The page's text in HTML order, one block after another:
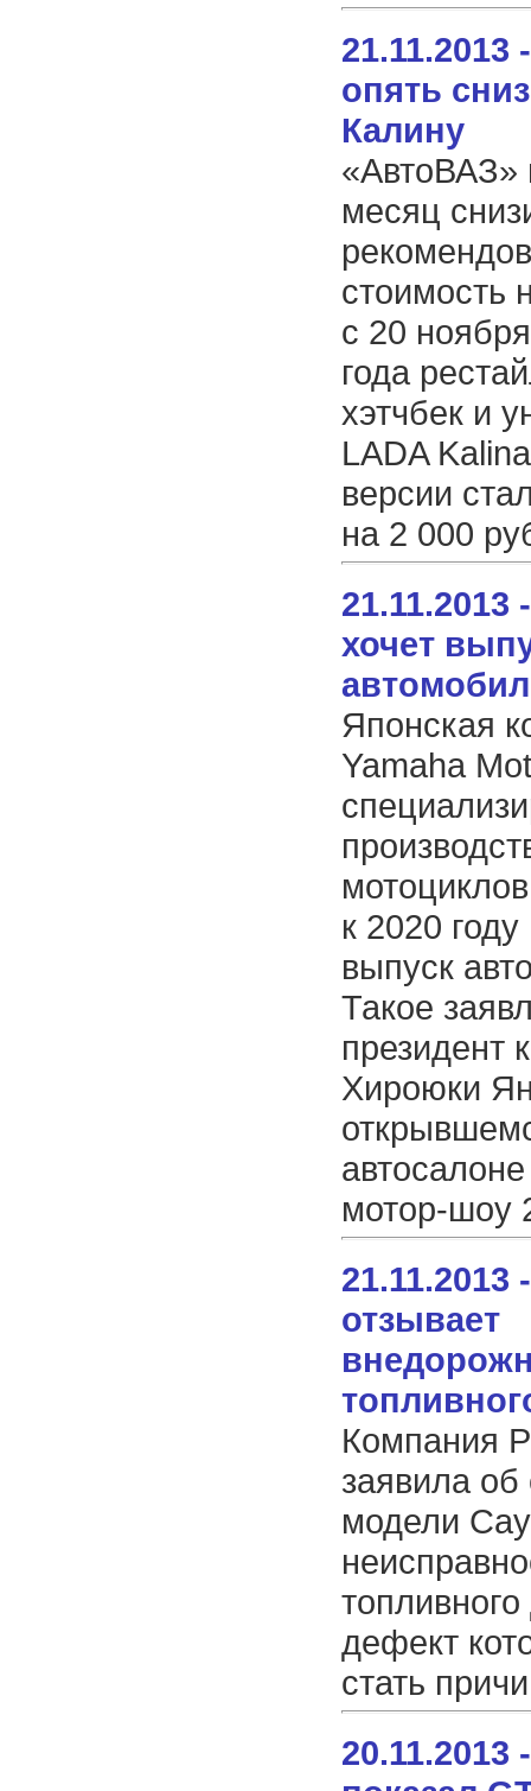
опять
Калину
«АвтоВАЗ»
месяц
стоимость
с 20
года
хэтчбек и
LADA
версии
на 2 000
21.11.2013
хочет
Японская
Yamaha
к 2020 году
выпуск
Такое
президент
Хироюки
мотор-шоу
21.11.2013
отзывает
Компания
заявила об
модели
дефект
стать
20.11.2013